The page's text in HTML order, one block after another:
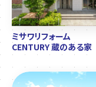
ミサワリフォーム
CENTURY 蔵のある家